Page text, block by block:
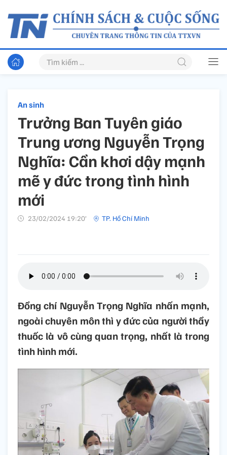
An sinh
Trưởng Ban Tuyên giáo
Trung ương Nguyễn Trọng
Nghĩa: Cần khơi dậy mạnh
mẽ y đức trong tình hình
mới
23/02/2024 19:20’ TP. Hồ Chí Minh
Đồng chí Nguyễn Trọng Nghĩa nhấn mạnh,
ngoài chuyên môn thì y đức của người thầy
thuốc là vô cùng quan trọng, nhất là trong
tình hình mới.